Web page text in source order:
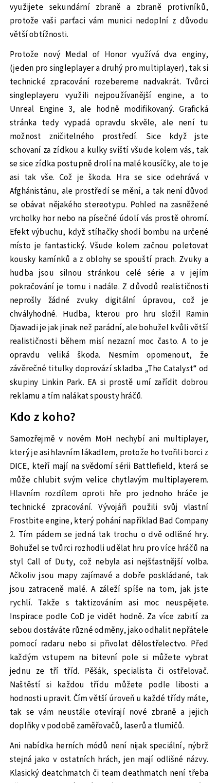
využijete sekundární zbraně a zbraně protivníků,
protože vaši parťaci vám munici nedoplní z důvodu
větší obtížnosti.
Protože nový Medal of Honor využívá dva enginy,
(jeden pro singleplayer a druhý pro multiplayer), tak si
technické zpracování rozebereme nadvakrát. Tvůrci
singleplayeru využili nejpoužívanější engine, a to
Unreal Engine 3, ale hodně modifikovaný. Grafická
stránka tedy vypadá opravdu skvěle, ale není tu
možnost zničitelného prostředí. Sice když jste
schovaní za zídkou a kulky sviští všude kolem vás, tak
se sice zídka postupně drolí na malé kousíčky, ale to je
asi tak vše. Což je škoda. Hra se sice odehrává v
Afghánistánu, ale prostředí se mění, a tak není důvod
se obávat nějakého stereotypu. Pohled na zasněžené
vrcholky hor nebo na písečné údolí vás prostě ohromí.
Efekt výbuchu, když stíhačky shodí bombu na určené
místo je fantastický. Všude kolem začnou poletovat
kousky kamínků a z oblohy se spouští prach. Zvuky a
hudba jsou silnou stránkou celé série a v jejím
pokračování je tomu i nadále. Z důvodů realističnosti
neprošly žádné zvuky digitální úpravou, což je
chvályhodné. Hudba, kterou pro hru složil Ramin
Djawadi je jak jinak než parádní, ale bohužel kvůli větší
realističnosti během misí nezazní moc často. A to je
opravdu veliká škoda. Nesmím opomenout, že
závěrečné titulky doprovází skladba „The Catalyst“ od
skupiny Linkin Park. EA si prostě umí zařídit dobrou
reklamu a tím nalákat spousty hráčů.
Kdo z koho?
Samozřejmě v novém MoH nechybí ani multiplayer,
který je asi hlavním lákadlem, protože ho tvořili borci z
DICE, kteří mají na svědomí sérii Battlefield, která se
může chlubit svým velice chytlavým multiplayerem.
Hlavním rozdílem oproti hře pro jednoho hráče je
technické zpracování. Vývojáři použili svůj vlastní
Frostbite engine, který pohání například Bad Company
2. Tím pádem se jedná tak trochu o dvě odlišné hry.
Bohužel se tvůrci rozhodli udělat hru pro více hráčů na
styl Call of Duty, což nebyla asi nejšťastnější volba.
Ačkoliv jsou mapy zajímavé a dobře poskládané, tak
jsou zatraceně malé. A záleží spíše na tom, jak jste
rychlí. Takže s taktizováním asi moc neuspějete.
Inspirace podle CoD je vidět hodně. Za více zabití za
sebou dostáváte různé odměny, jako odhalit nepřátele
pomocí radaru nebo si přivolat dělostřelectvo. Před
každým vstupem na bitevní pole si můžete vybrat
jednu ze tří tříd. Pěšák, specialista či ostřelovač.
Naštěstí si každou třídu můžete podle libosti a
hodnosti upravit. Čím větší úroveň u každé třídy máte,
tak se vám neustále otevírají nové zbraně a jejich
doplňky v podobě zaměřovačů, laserů a tlumičů.
Ani nabídka herních módů není nijak speciální, nýbrž
stejná jako v ostatních hrách, jen mají odlišné názvy.
Klasický deatchmatch či team deathmatch není třeba